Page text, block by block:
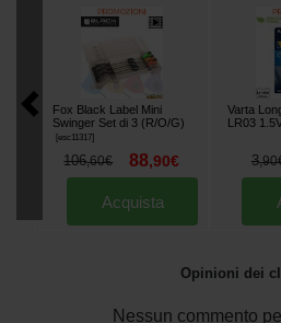
Fox Black Label Mini
Swinger Set di 3 (R/O/G)
[esc11317]
106,60€ 88,90€
Acquista
Varta
LR03
3,90
Opinioni dei
Nessun commento